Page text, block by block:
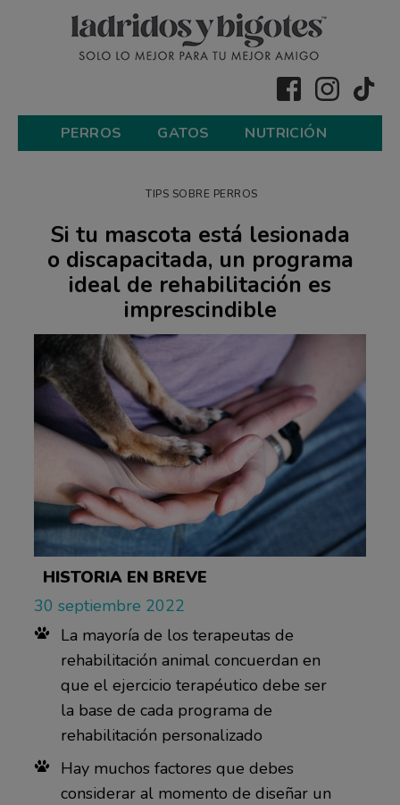
PERROS GATOS NUTRICIÓN
TIPS SOBRE PERROS
Si tu mascota está lesionada
o discapacitada, un programa
ideal de rehabilitación es
imprescindible
30 septiembre 2022
HISTORIA EN BREVE
La mayoría de los terapeutas de
rehabilitación animal concuerdan en
que el ejercicio terapéutico debe ser
la base de cada programa de
rehabilitación personalizado
Hay muchos factores que debes
considerar al momento de diseñar un